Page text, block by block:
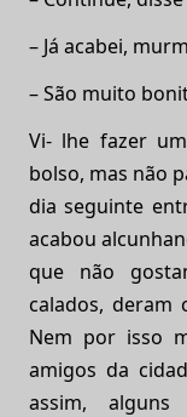
– Já acabei,
– São muito
Vi- lhe fazer
bolso, mas não
dia seguinte
acabou
que não
calados, deram
Nem por isso
amigos da
assim, alguns